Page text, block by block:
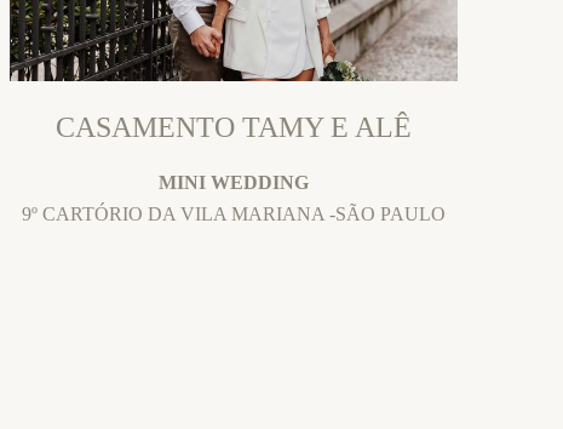
CASAMENTO TAMY E ALÊ
MINI WEDDING
9º CARTÓRIO DA VILA MARIANA -SÃO PAULO